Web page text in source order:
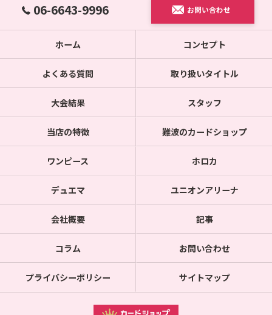
06-6643-9996 お問い合わせ
ホーム コンセプト
よくある質問 取り扱いタイトル
大会結果 スタッフ
当店の特徴 難波のカードショップ
ワンピース ホロカ
デュエマ ユニオンアリーナ
会社概要 記事
コラム お問い合わせ
プライバシーポリシー サイトマップ